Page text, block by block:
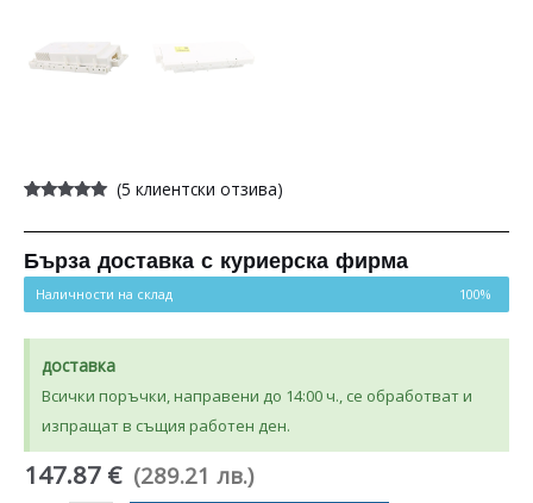
5.00от 5,
потребителски
оценки
(5 клиентски отзива)
Бърза доставка с куриерска фирма
Наличности на склад 100%
доставка
Всички поръчки, направени до 14:00 ч., се обработват и
изпращат в същия работен ден.
147.87 € (289.21 лв.)